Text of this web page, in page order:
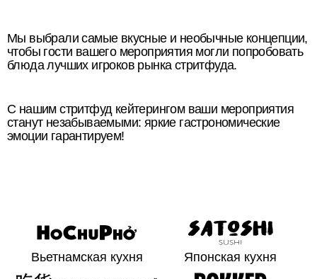
Мы выбрали самые вкусные и необычные концепции,
чтобы гости вашего мероприятия могли попробовать
блюда лучших игроков рынка стритфуда.
С нашим стритфуд кейтерингом ваши мероприятия
станут незабываемыми: яркие гастрономические
эмоции гарантируем!
Пельмени Уличная еда
Восточный стритфуд Кипрская кухня
Гавайские поке Веганская еда и